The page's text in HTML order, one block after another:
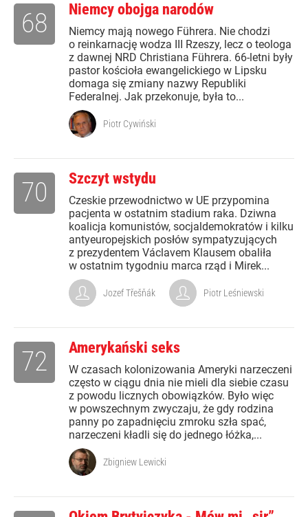
Niemcy obojga narodów
Niemcy mają nowego Führera. Nie chodzi
o reinkarnację wodza III Rzeszy, lecz o teologa
z dawnej NRD Christiana Führera. 66-letni były
pastor kościoła ewangelickiego w Lipsku
domaga się zmiany nazwy Republiki
Federalnej. Jak przekonuje, była to...
68
Piotr Cywiński
Szczyt wstydu
Czeskie przewodnictwo w UE przypomina
pacjenta w ostatnim stadium raka. Dziwna
koalicja komunistów, socjaldemokratów i kilku
antyeuropejskich posłów sympatyzujących
z prezydentem Václavem Klausem obaliła
w ostatnim tygodniu marca rząd i Mirek...
70
Jozef Třešňák Piotr Leśniewski
Amerykański seks
W czasach kolonizowania Ameryki narzeczeni
często w ciągu dnia nie mieli dla siebie czasu
z powodu licznych obowiązków. Było więc
w powszechnym zwyczaju, że gdy rodzina
panny po zapadnięciu zmroku szła spać,
narzeczeni kładli się do jednego łóżka,...
72
Zbigniew Lewicki